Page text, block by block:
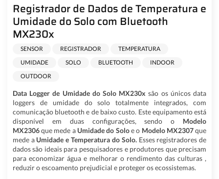
Registrador de Dados de Temperatura e
Umidade do Solo com Bluetooth
MX230x
SENSOR REGISTRADOR
TEMPERATURA
UMIDADE
SOLO BLUETOOTH
INDOOR
OUTDOOR
Data Logger de Umidade do Solo MX230x são os únicos data
loggers de umidade do solo totalmente integrados, com
comunicação bluetooth e de baixo custo. Este equipamento está
disponível em duas configurações, sendo o Modelo
MX2306que mede a Umidade do Soloe o Modelo MX2307que
mede a Umidade e Temperatura do Solo. Esses registradores de
dados são ideais para pesquisadores e produtores que precisam
para economizar água e melhorar o rendimento das culturas ,
reduzir o escoamento prejudicial e proteger os ecossistemas.